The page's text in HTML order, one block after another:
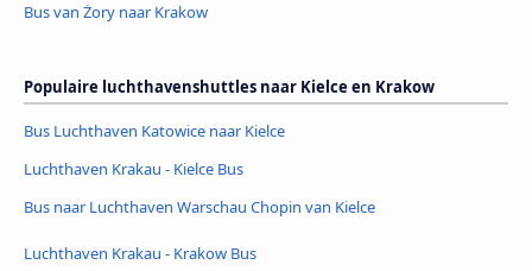
Bus van Żory naar Krakow
Populaire luchthavenshuttles naar Kielce en Krakow
Bus Luchthaven Katowice naar Kielce
Luchthaven Krakau - Kielce Bus
Bus naar Luchthaven Warschau Chopin van Kielce
Luchthaven Krakau - Krakow Bus